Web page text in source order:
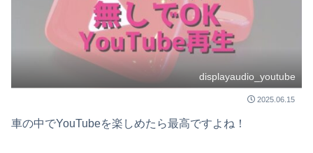
displayaudio_youtube
2025.06.15
車の中でYouTubeを楽しめたら最高ですよね！